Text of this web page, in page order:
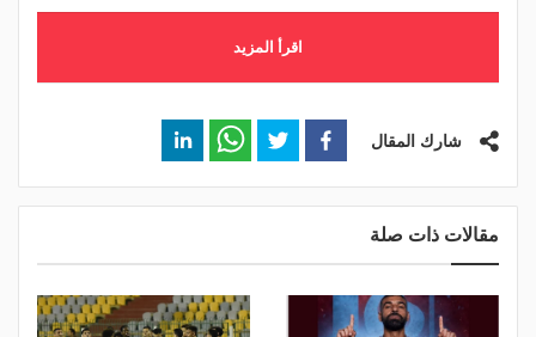
اقرأ المزيد
شارك المقال
مقالات ذات صلة